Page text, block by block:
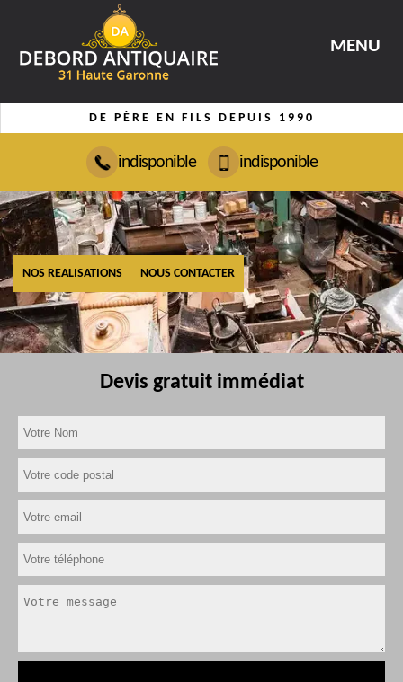
MENU
DE PÈRE EN FILS DEPUIS 1990
indisponible indisponible
NOS REALISATIONS NOUS CONTACTER
Devis gratuit immédiat